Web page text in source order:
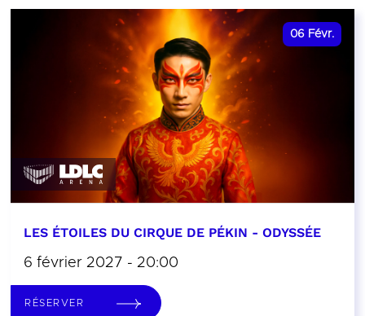
06 Févr.
LES ÉTOILES DU CIRQUE DE PÉKIN - ODYSSÉE
6 février 2027 - 20:00
RÉSERVER